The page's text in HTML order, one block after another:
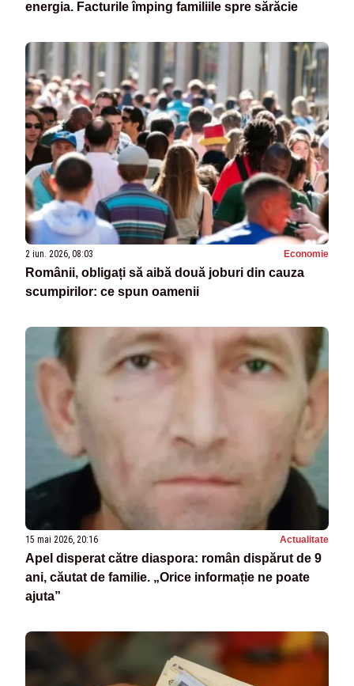
energia. Facturile împing familiile spre sărăcie
2 iun. 2026, 08:03 Economie
Românii, obligați să aibă două joburi din cauza
scumpirilor: ce spun oamenii
15 mai 2026, 20:16 Actualitate
Apel disperat către diaspora: român dispărut de 9
ani, căutat de familie. „Orice informație ne poate
ajuta”